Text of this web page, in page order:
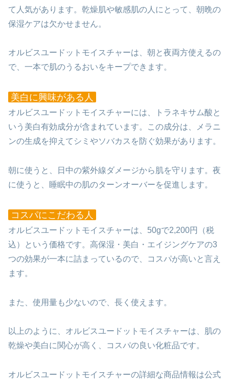
て人気があります。乾燥肌や敏感肌の人にとって、朝晩の
保湿ケアは欠かせません。
オルビスユードットモイスチャーは、朝と夜両方使えるの
で、一本で肌のうるおいをキープできます。
美白に興味がある人
オルビスユードットモイスチャーには、トラネキサム酸と
いう美白有効成分が含まれています。この成分は、メラニ
ンの生成を抑えてシミやソバカスを防ぐ効果があります。
朝に使うと、日中の紫外線ダメージから肌を守ります。夜
に使うと、睡眠中の肌のターンオーバーを促進します。
コスパにこだわる人
オルビスユードットモイスチャーは、50gで2,200円（税
込）という価格です。高保湿・美白・エイジングケアの3
つの効果が一本に詰まっているので、コスパが高いと言え
ます。
また、使用量も少ないので、長く使えます。
以上のように、オルビスユードットモイスチャーは、肌の
乾燥や美白に関心が高く、コスパの良い化粧品です。
オルビスユードットモイスチャーの詳細な商品情報は公式